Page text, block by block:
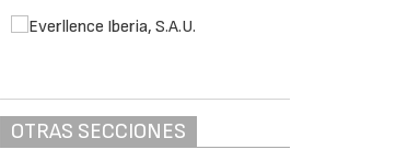
OTRAS SECCIONES